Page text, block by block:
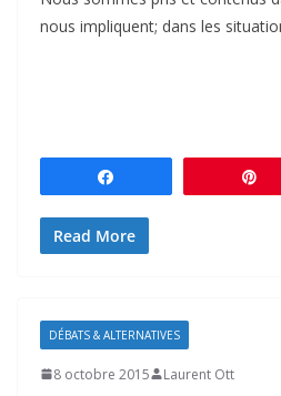
nous impliquent; dans les
Read More
DÉBATS & ALTERNATIVES
8 octobre 2015 Laurent Ott